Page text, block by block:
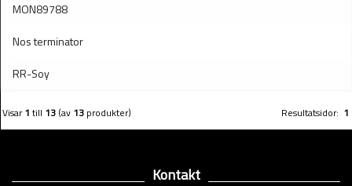
MON89788
Nos terminator
RR-Soy
Visar1 till 13 (av 13 produkter) Resultatsidor: 1
Kontakt